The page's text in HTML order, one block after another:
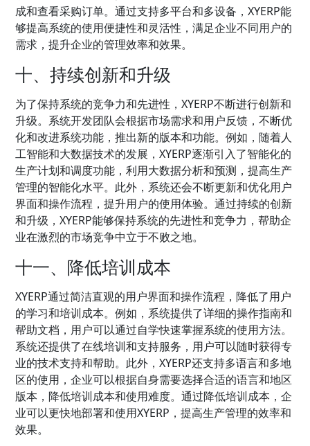
成和查看采购订单。通过支持多平台和多设备，XYERP能
够提高系统的使用便捷性和灵活性，满足企业不同用户的
需求，提升企业的管理效率和效果。
十、持续创新和升级
为了保持系统的竞争力和先进性，XYERP不断进行创新和
升级。系统开发团队会根据市场需求和用户反馈，不断优
化和改进系统功能，推出新的版本和功能。例如，随着人
工智能和大数据技术的发展，XYERP逐渐引入了智能化的
生产计划和调度功能，利用大数据分析和预测，提高生产
管理的智能化水平。此外，系统还会不断更新和优化用户
界面和操作流程，提升用户的使用体验。通过持续的创新
和升级，XYERP能够保持系统的先进性和竞争力，帮助企
业在激烈的市场竞争中立于不败之地。
十一、降低培训成本
XYERP通过简洁直观的用户界面和操作流程，降低了用户
的学习和培训成本。例如，系统提供了详细的操作指南和
帮助文档，用户可以通过自学快速掌握系统的使用方法。
系统还提供了在线培训和支持服务，用户可以随时获得专
业的技术支持和帮助。此外，XYERP还支持多语言和多地
区的使用，企业可以根据自身需要选择合适的语言和地区
版本，降低培训成本和使用难度。通过降低培训成本，企
业可以更快地部署和使用XYERP，提高生产管理的效率和
效果。